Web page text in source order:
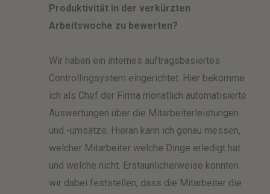
Produktivität in der verkürzten
Arbeitswoche zu bewerten?
Wir haben ein internes auftragsbasiertes
Controllingsystem eingerichtet. Hier bekomme
ich als Chef der Firma monatlich automatisierte
Auswertungen über die Mitarbeiterleistungen
und -umsätze. Hieran kann ich genau messen,
welcher Mitarbeiter welche Dinge erledigt hat
und welche nicht. Erstaunlicherweise konnten
wir dabei feststellen, dass die Mitarbeiter die